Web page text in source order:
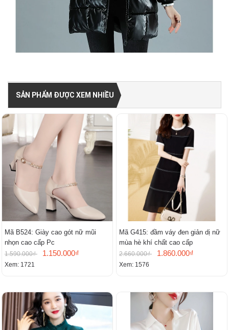
SẢN PHẨM ĐƯỢC XEM NHIỀU
Mã B524: Giày cao gót nữ mũi
nhọn cao cấp Pc
1.590.000₫ 1.150.000₫
Xem: 1721
Mã G415: đầm váy đen giản dị nữ
mùa hè khí chất cao cấp
2.660.000₫ 1.860.000₫
Xem: 1576